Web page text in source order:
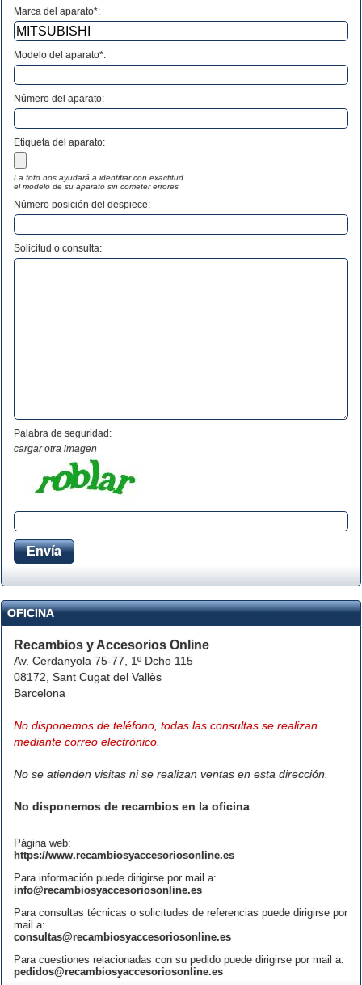
Marca del aparato*:
Modelo del aparato*:
Número del aparato:
Etiqueta del aparato:
La foto nos ayudará a identifiar con exactitud
el modelo de su aparato sin cometer errores
Número posición del despiece:
Solicitud o consulta:
Palabra de seguridad:
cargar otra imagen
OFICINA
Recambios y Accesorios Online
Av. Cerdanyola 75-77, 1º Dcho 115
08172, Sant Cugat del Vallès
Barcelona
No disponemos de teléfono, todas las consultas se realizan
mediante correo electrónico.
No se atienden visitas ni se realizan ventas en esta dirección.
No disponemos de recambios en la oficina
Página web:
https://www.recambiosyaccesoriosonline.es
Para información puede dirigirse por mail a:
info@recambiosyaccesoriosonline.es
Para consultas técnicas o solicitudes de referencias puede dirigirse por
mail a:
consultas@recambiosyaccesoriosonline.es
Para cuestiones relacionadas con su pedido puede dirigirse por mail a:
pedidos@recambiosyaccesoriosonline.es